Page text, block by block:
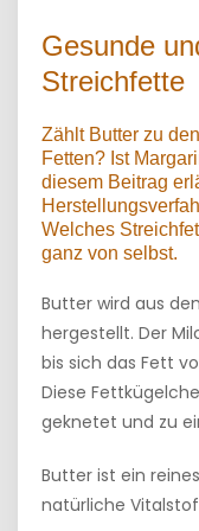
Gesunde
Streichfette
Zählt Butter zu
Fetten? Ist
diesem Beitrag
Welches
ganz von selbst.
Butter wird aus
hergestellt. Der
bis sich das Fett
Diese
geknetet und zu
Butter ist ein
natürliche